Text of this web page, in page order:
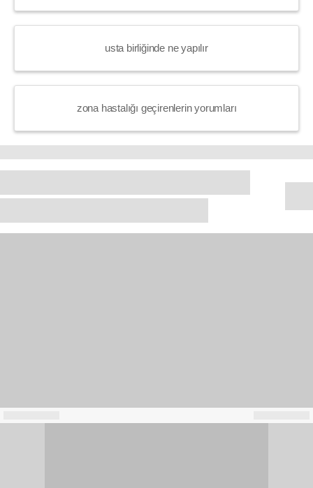
usta birliğinde ne yapılır
zona hastalığı geçirenlerin yorumları